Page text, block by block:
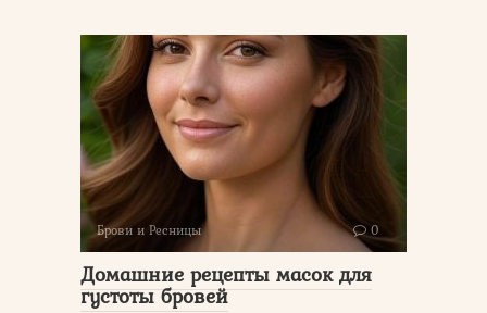
Брови и Ресницы 0
Домашние рецепты масок для
густоты бровей